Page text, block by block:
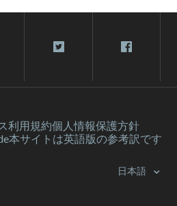
利⽤規約個人情報保護方針
本サイトは英語版の参考訳です
日本語